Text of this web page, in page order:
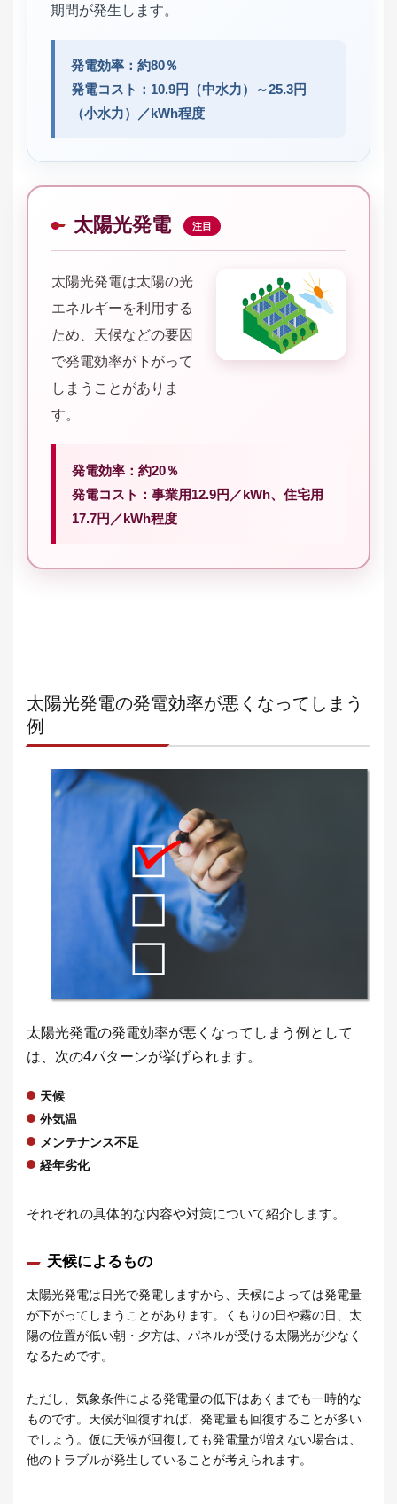
期間が発生します。
発電効率：約80％
発電コスト：10.9円（中水力）～25.3円
（小水力）／kWh程度
太陽光発電 注目
太陽光発電は太陽の光
エネルギーを利用する
ため、天候などの要因
で発電効率が下がって
しまうことがありま
す。
発電効率：約20％
発電コスト：事業用12.9円／kWh、住宅用
17.7円／kWh程度
太陽光発電の発電効率が悪くなってしまう
例
太陽光発電の発電効率が悪くなってしまう例として
は、次の4パターンが挙げられます。
天候
外気温
メンテナンス不足
経年劣化
それぞれの具体的な内容や対策について紹介します。
天候によるもの
太陽光発電は日光で発電しますから、天候によっては発電量
が下がってしまうことがあります。くもりの日や霧の日、太
陽の位置が低い朝・夕方は、パネルが受ける太陽光が少なく
なるためです。
ただし、気象条件による発電量の低下はあくまでも一時的な
ものです。天候が回復すれば、発電量も回復することが多い
でしょう。仮に天候が回復しても発電量が増えない場合は、
他のトラブルが発生していることが考えられます。